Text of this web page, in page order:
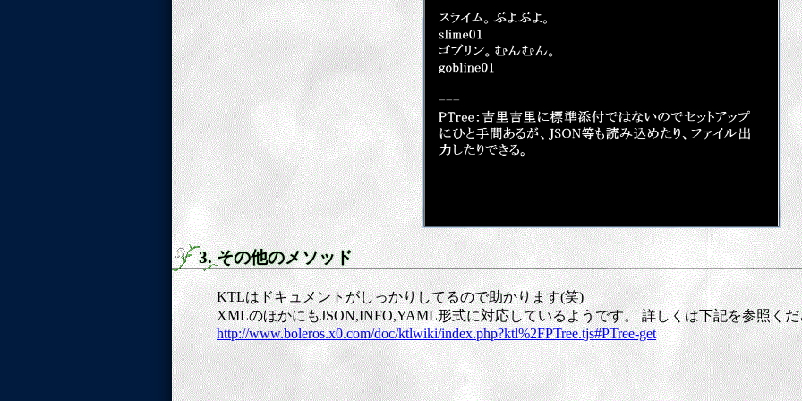
3. その他のメソッド
KTLはドキュメントがしっかりしてるので助かります(笑)
XMLのほかにもJSON,INFO,YAML形式に対応しているようです。 詳しくは下記を参照く
http://www.boleros.x0.com/doc/ktlwiki/index.php?ktl%2FPTree.tjs#PTree-get